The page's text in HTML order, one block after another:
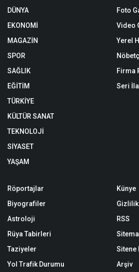
DÜNYA
EKONOMİ
MAGAZİN
SPOR
SAĞLIK
EĞİTİM
TÜRKİYE
KÜLTÜR SANAT
TEKNOLOJİ
SİYASET
YAŞAM
Foto
Video
Yerel
Firma
Seri
Röportajlar
Biyografiler
Astroloji
Rüya Tabirleri
Taziyeler
Yol Trafik Durumu
Künye
Gizlilik
RSS
Sitene
Arşiv